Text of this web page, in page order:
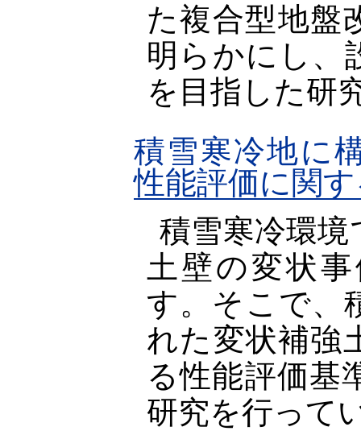
た複合型地盤
明らかにし、
を目指した研
積雪寒冷地に
性能評価に関
積雪寒冷環
土壁の変状
す。そこで、
れた変状補強
る性能評価基
研究を行って